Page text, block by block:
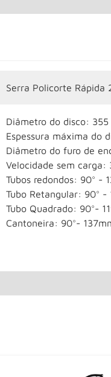
Serra Policorte Rápida
Diâmetro do disco:
Espessura máxima do
Diâmetro do furo de
Velocidade sem carga:
Tubos redondos: 90° -
Tubo Retangular: 90° -
Tubo Quadrado: 90°-
Cantoneira: 90°-